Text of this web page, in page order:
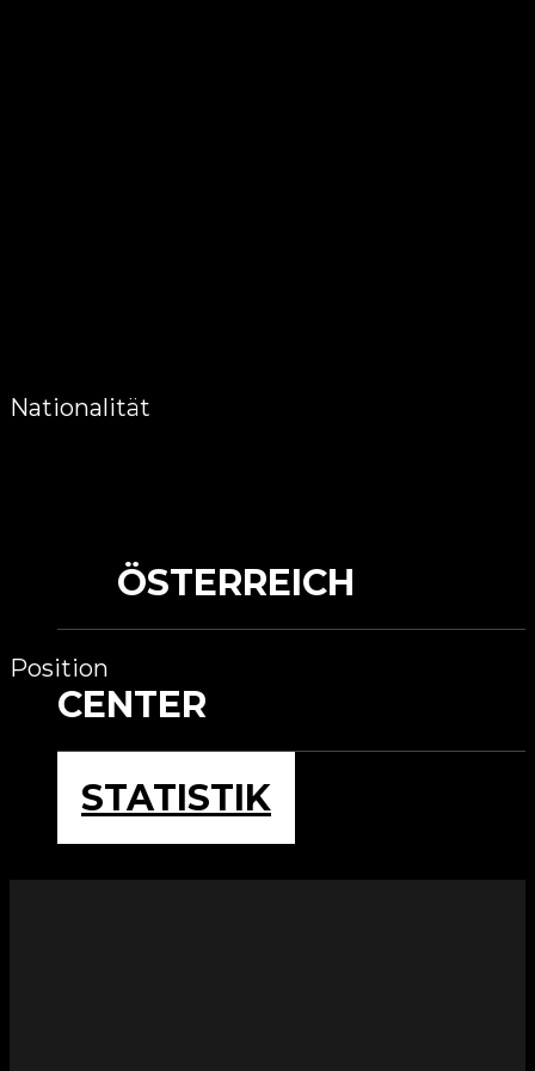
Nationalität
ÖSTERREICH
Position
CENTER
STATISTIK